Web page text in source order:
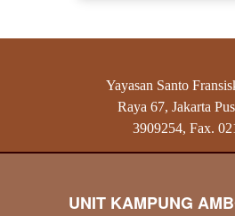
Yayasan Santo
Raya 67, Jakarta
3909254, Fax.
UNIT KAMPUNG